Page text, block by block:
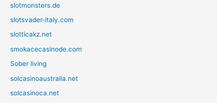
slotmonsters.de
slotsvader-italy.com
slotticakz.net
smokacecasinode.com
Sober living
solcasinoaustralia.net
solcasinoca.net